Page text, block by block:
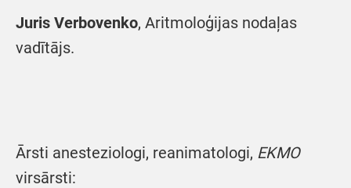
Juris Verbovenko, Aritmoloģijas nodaļas
vadītājs.
Ārsti anesteziologi, reanimatologi, EKMO
virsārsti: